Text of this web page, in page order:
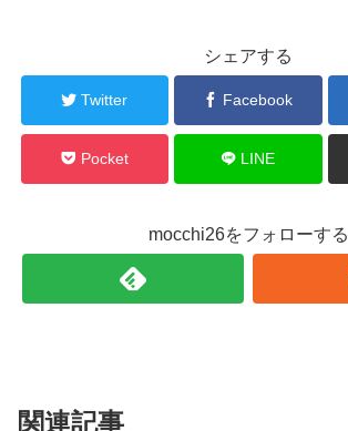
シェアする
Twitter Facebook
Pocket LINE
mocchi26をフォローする
関連記事